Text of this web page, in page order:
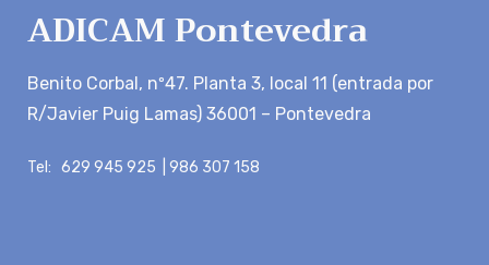
ADICAM Pontevedra
Benito Corbal, nº47. Planta 3, local 11 (entrada por
R/Javier Puig Lamas) 36001 – Pontevedra
Tel: 629 945 925 | 986 307 158